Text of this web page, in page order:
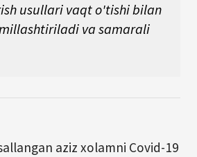
usullari vaqt o'tishi bilan
va samarali
aziz xolamni Covid-19